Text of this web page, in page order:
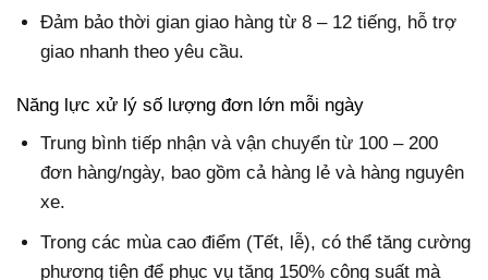
Đảm bảo thời gian giao hàng từ 8 – 12 tiếng, hỗ trợ
giao nhanh theo yêu cầu.
Năng lực xử lý số lượng đơn lớn mỗi ngày
Trung bình tiếp nhận và vận chuyển từ 100 – 200
đơn hàng/ngày, bao gồm cả hàng lẻ và hàng nguyên
xe.
Trong các mùa cao điểm (Tết, lễ), có thể tăng cường
phương tiện để phục vụ tăng 150% công suất mà